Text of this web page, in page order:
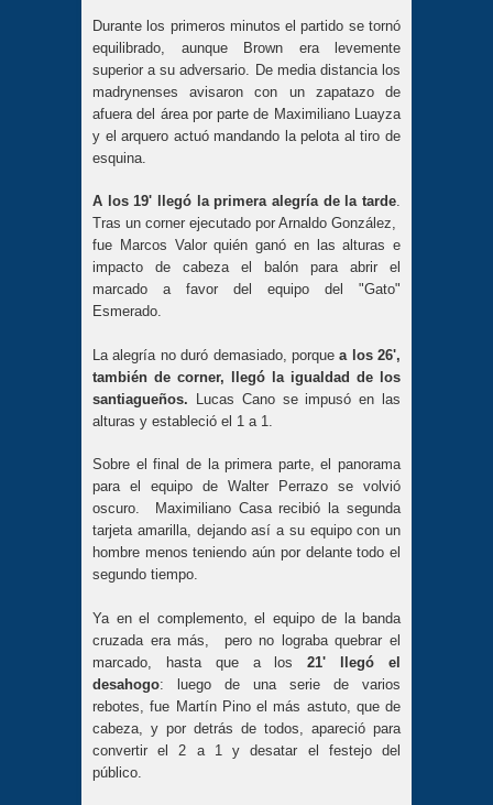
Durante los primeros minutos el partido se tornó
equilibrado, aunque Brown era levemente
superior a su adversario. De media distancia los
madrynenses avisaron con un zapatazo de
afuera del área por parte de Maximiliano Luayza
y el arquero actuó mandando la pelota al tiro de
esquina.
A los 19' llegó la primera alegría de la tarde.
Tras un corner ejecutado por Arnaldo González,
fue Marcos Valor quién ganó en las alturas e
impacto de cabeza el balón para abrir el
marcado a favor del equipo del "Gato"
Esmerado.
La alegría no duró demasiado, porquea los 26',
también de corner, llegó la igualdad de los
santiagueños. Lucas Cano se impusó en las
alturas y estableció el 1 a 1.
Sobre el final de la primera parte, el panorama
para el equipo de Walter Perrazo se volvió
oscuro. Maximiliano Casa recibió la segunda
tarjeta amarilla, dejando así a su equipo con un
hombre menos teniendo aún por delante todo el
segundo tiempo.
Ya en el complemento, el equipo de la banda
cruzada era más, pero no lograba quebrar el
marcado, hasta que a los21' llegó el
desahogo: luego de una serie de varios
rebotes, fue Martín Pino el más astuto, que de
cabeza, y por detrás de todos, apareció para
convertir el 2 a 1 y desatar el festejo del
público.